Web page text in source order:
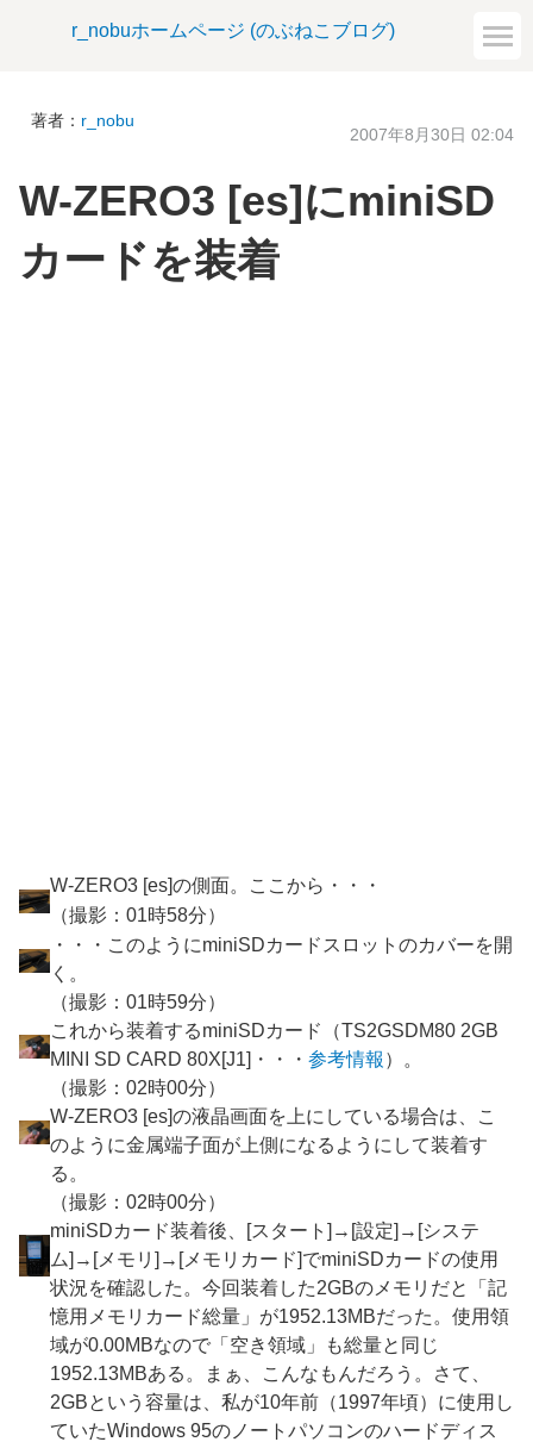
r_nobuホームページ (のぶねこブログ)
著者： r_nobu
2007年8月30日 02:04
W-ZERO3 [es]にminiSD
カードを装着
W-ZERO3 [es]の側面。ここから・・・
（撮影：01時58分）
・・・このようにminiSDカードスロットのカバーを開
く。
（撮影：01時59分）
これから装着するminiSDカード（TS2GSDM80 2GB
MINI SD CARD 80X[J1]・・・ 参考情報 ）。
（撮影：02時00分）
W-ZERO3 [es]の液晶画面を上にしている場合は、こ
のように金属端子面が上側になるようにして装着す
る。
（撮影：02時00分）
miniSDカード装着後、[スタート]→[設定]→[システ
ム]→[メモリ]→[メモリカード]でminiSDカードの使用
状況を確認した。今回装着した2GBのメモリだと「記
憶用メモリカード総量」が1952.13MBだった。使用領
域が0.00MBなので「空き領域」も総量と同じ
1952.13MBある。まぁ、こんなもんだろう。さて、
2GBという容量は、私が10年前（1997年頃）に使用し
ていたWindows 95のノートパソコンのハードディス